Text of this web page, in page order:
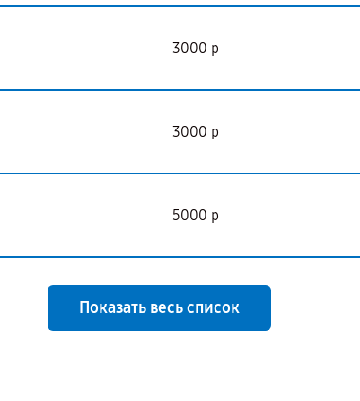
3000 р
3000 р
5000 р
Показать весь список